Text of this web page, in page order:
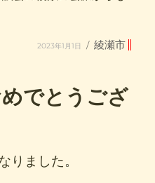
投
稿
2023年1月1日
カ
テ
綾瀬市
でとうござ
りました。